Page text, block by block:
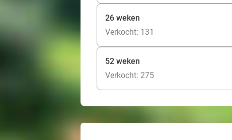
26 weken
Verkocht: 131
52 weken
Verkocht: 275